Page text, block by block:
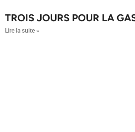
TROIS JOURS POUR LA
Lire la suite »